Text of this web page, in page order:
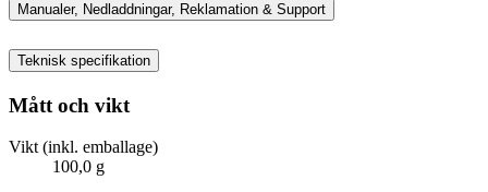
Manualer, Nedladdningar, Reklamation & Support
Teknisk specifikation
Mått och vikt
Vikt (inkl. emballage)
100,0 g